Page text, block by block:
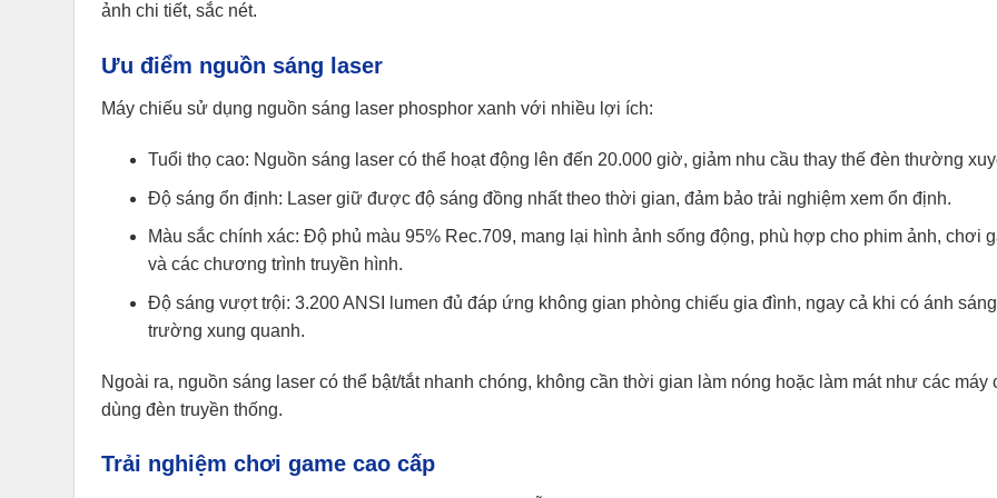
ảnh chi tiết, sắc nét.
Ưu điểm nguồn sáng laser
Máy chiếu sử dụng nguồn sáng laser phosphor xanh với nhiều lợi ích:
Tuổi thọ cao: Nguồn sáng laser có thể hoạt động lên đến 20.000 giờ, giảm nhu cầu thay thế đèn thường
Độ sáng ổn định: Laser giữ được độ sáng đồng nhất theo thời gian, đảm bảo trải nghiệm xem ổn định.
Màu sắc chính xác: Độ phủ màu 95% Rec.709, mang lại hình ảnh sống động, phù hợp cho phim ảnh, chơi
và các chương trình truyền hình.
Độ sáng vượt trội: 3.200 ANSI lumen đủ đáp ứng không gian phòng chiếu gia đình, ngay cả khi có ánh
trường xung quanh.
Ngoài ra, nguồn sáng laser có thể bật/tắt nhanh chóng, không cần thời gian làm nóng hoặc làm mát như các máy
dùng đèn truyền thống.
Trải nghiệm chơi game cao cấp